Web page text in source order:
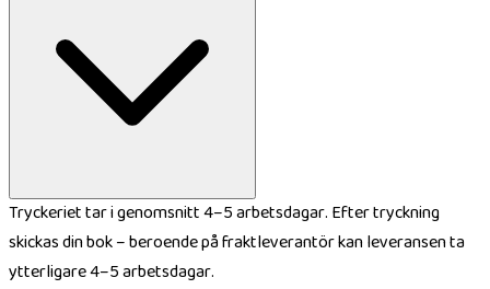
Tryckeriet tar i genomsnitt 4–5 arbetsdagar. Efter tryckning
skickas din bok – beroende på fraktleverantör kan leveransen ta
ytterligare 4–5 arbetsdagar.